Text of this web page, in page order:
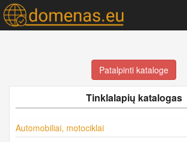
Patalpinti kataloge
Tinklalapių katalogas
Automobiliai, motociklai